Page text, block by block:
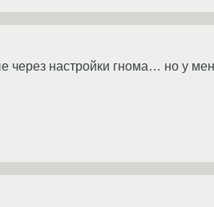
через настройки гнома… но у